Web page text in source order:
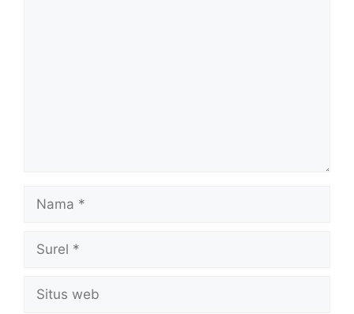
Nama
Surel
Situs
web